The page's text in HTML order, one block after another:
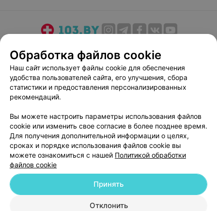
Медицинский маркетинг
Публичный договор
Пользовательское соглашение
Способы оплаты
Вакансии
Партнеры
Написать руководителю 103.by
Персональные настройки cookie
Обработка персональных данных
© 2026 ООО «Артокс Лаб», УНП 191700409| 220012, Республика Беларусь,
Обработка файлов cookie
Наш сайт использует файлы cookie для обеспечения
удобства пользователей сайта, его улучшения, сбора
статистики и предоставления персонализированных
рекомендаций.
Вы можете настроить параметры использования файлов
cookie или изменить свое согласие в более позднее время.
Для получения дополнительной информации о целях,
сроках и порядке использования файлов cookie вы
можете ознакомиться с нашей Политикой обработки
файлов cookie
Отклонить
Принять